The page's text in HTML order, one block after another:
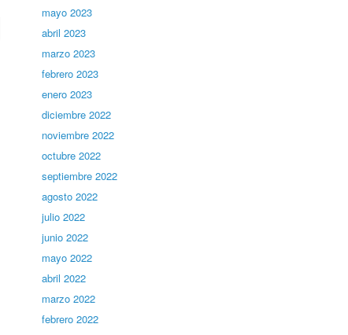
mayo 2023
abril 2023
marzo 2023
febrero 2023
enero 2023
diciembre 2022
noviembre 2022
octubre 2022
septiembre 2022
agosto 2022
julio 2022
junio 2022
mayo 2022
abril 2022
marzo 2022
febrero 2022